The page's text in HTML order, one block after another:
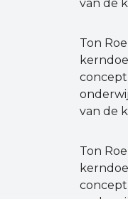
van de
Ton
van de
Ton